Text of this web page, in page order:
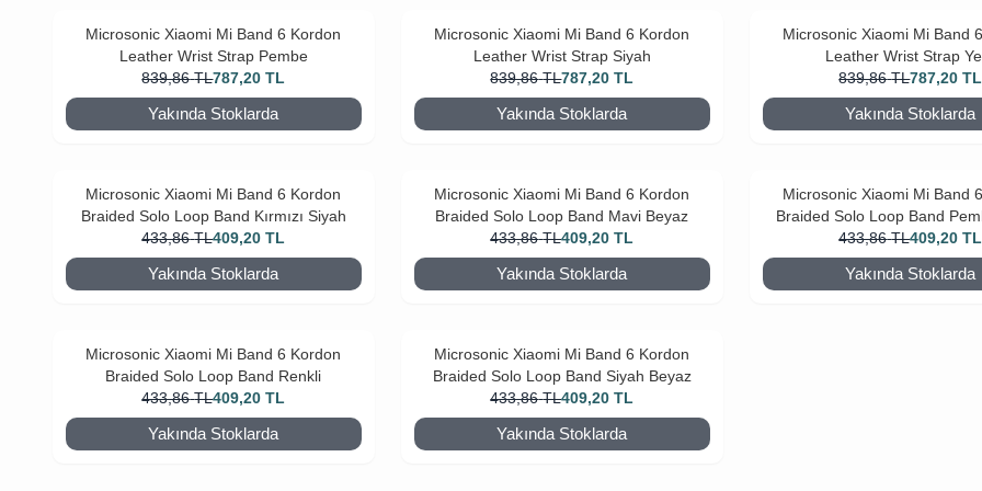
Microsonic Xiaomi Mi Band 6 Kordon
Leather Wrist Strap Pembe
839,86 TL787,20 TL
Yakında Stoklarda
Microsonic Xiaomi Mi Band 6 Kordon
Leather Wrist Strap Siyah
839,86 TL787,20 TL
Yakında Stoklarda
Microsonic Xiaomi Mi Band
Leather Wrist Strap
839,86 TL787,20 TL
Yakında Stoklarda
Microsonic Xiaomi Mi Band 6 Kordon
Braided Solo Loop Band Kırmızı Siyah
433,86 TL409,20 TL
Yakında Stoklarda
Microsonic Xiaomi Mi Band 6 Kordon
Braided Solo Loop Band Mavi Beyaz
433,86 TL409,20 TL
Yakında Stoklarda
Microsonic Xiaomi Mi Band
Braided Solo Loop Band
433,86 TL409,20 TL
Yakında Stoklarda
Microsonic Xiaomi Mi Band 6 Kordon
Braided Solo Loop Band Renkli
433,86 TL409,20 TL
Yakında Stoklarda
Microsonic Xiaomi Mi Band 6 Kordon
Braided Solo Loop Band Siyah Beyaz
433,86 TL409,20 TL
Yakında Stoklarda